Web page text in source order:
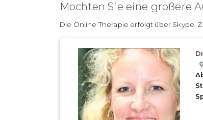
Möchten Sie eine größere
Die Online Therapie erfolgt über Skype,